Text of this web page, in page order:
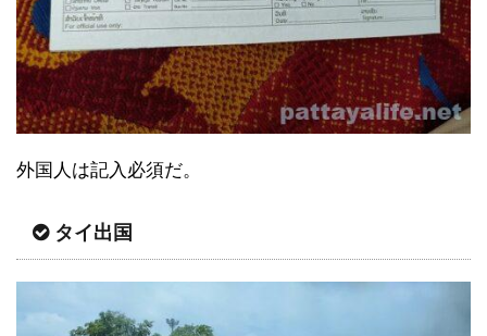
外国人は記入必須だ。
タイ出国